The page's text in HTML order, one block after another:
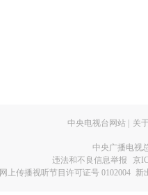
中央电视台网站 关
中央广播电视
违法和不良信息举报
京
网上传播视听节目许可证号 0102004 新